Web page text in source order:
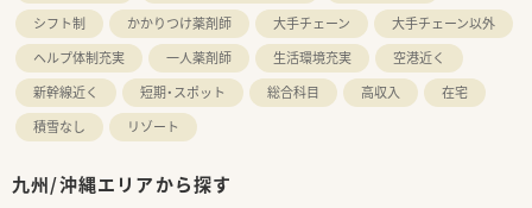
シフト制
かかりつけ薬剤師 大手チェーン
大手チェーン以外
ヘルプ体制充実
一人薬剤師 生活環境充実
空港近く
新幹線近く
短期・スポット 総合科目 高収入
在宅
積雪なし
リゾート
九州/沖縄エリアから探す